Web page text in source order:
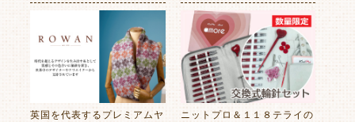
英国を代表するプレミアムヤ
ニットプロ＆１１８テライの